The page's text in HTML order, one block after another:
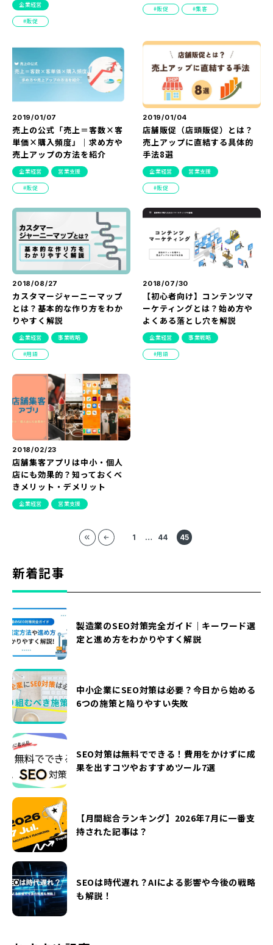
企業経営
販促
販促 集客
2019/01/07
売上の公式「売上＝客数×客
単価×購入頻度」｜求め方や
売上アップの方法を紹介
企業経営 営業支援
販促
2019/01/04
店舗販促（店頭販促）とは？
売上アップに直結する具体的
手法8選
企業経営 営業支援
販促
2018/08/27
カスタマージャーニーマップ
とは？基本的な作り方をわか
りやすく解説
企業経営 事業戦略
用語
2018/07/30
【初心者向け】コンテンツマ
ーケティングとは？始め方や
よくある落とし穴を解説
企業経営 事業戦略
用語
2018/02/23
店舗集客アプリは中小・個人
店にも効果的？知っておくべ
きメリット・デメリット
企業経営 営業支援
1 … 44 45
新着記事
製造業のSEO対策完全ガイド｜キーワード選
定と進め方をわかりやすく解説
中小企業にSEO対策は必要？今日から始める
6つの施策と陥りやすい失敗
SEO対策は無料でできる！費用をかけずに成
果を出すコツやおすすめツール7選
【月間総合ランキング】2026年7月に一番支
持された記事は？
SEOは時代遅れ？AIによる影響や今後の戦略
も解説！